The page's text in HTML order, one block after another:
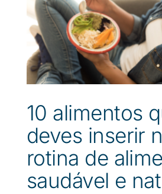
10 alimentos
deves inserir
rotina de
saudável e